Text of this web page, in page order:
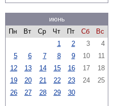
июнь
Пн
Вт Ср Чт Пт Сб
Вс
1
2 3
4
5
6 7 8 9 10
11
12
13 14 15 16 17
18
19
20 21 22 23 24
25
26
27 28 29 30